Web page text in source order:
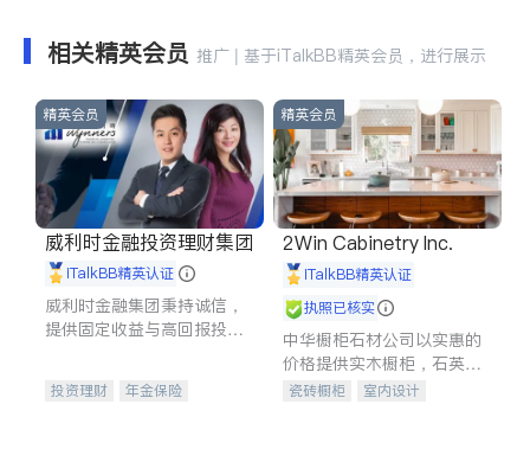
相关精英会员 推广 | 基于iTalkBB精英会员，进行展示
精英会员
威利时金融投资理财集团
iTalkBB精英认证
威利时金融集团秉持诚信，
提供固定收益与高回报投资
合，助力客户实现目标
投资理财
年金保险
精英会员
2Win Cabinetry Inc.
iTalkBB精英认证
执照已核实
中华橱柜石材公司以实惠的
价格提供实木橱柜，石英石
台面，多种优质不锈钢水
瓷砖橱柜
室内设计